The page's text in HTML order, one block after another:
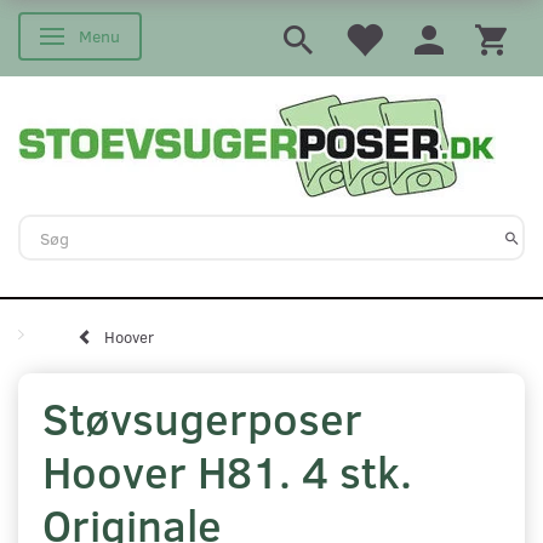
Skifte navigation
Menu
Hoover
Støvsugerposer
Hoover H81. 4 stk.
Originale